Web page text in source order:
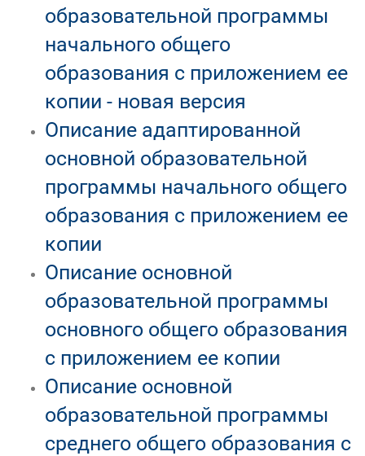
образовательной программы
начального общего
образования с приложением ее
копии - новая версия
Описание адаптированной
основной образовательной
программы начального общего
образования с приложением ее
копии
Описание основной
образовательной программы
основного общего образования
с приложением ее копии
Описание основной
образовательной программы
среднего общего образования с